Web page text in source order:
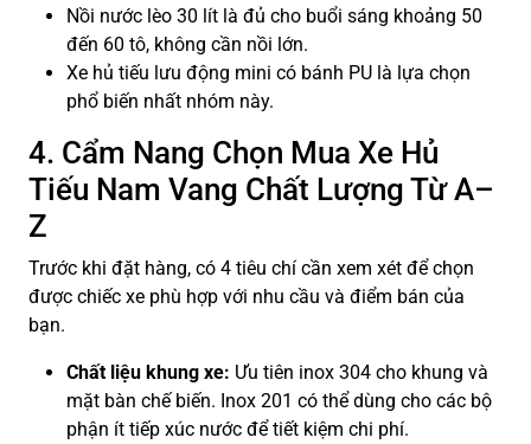
Nồi nước lèo 30 lít là đủ cho buổi sáng khoảng 50
đến 60 tô, không cần nồi lớn.
Xe hủ tiếu lưu động mini có bánh PU là lựa chọn
phổ biến nhất nhóm này.
4. Cẩm Nang Chọn Mua Xe Hủ
Tiếu Nam Vang Chất Lượng Từ A–
Z
Trước khi đặt hàng, có 4 tiêu chí cần xem xét để chọn
được chiếc xe phù hợp với nhu cầu và điểm bán của
bạn.
Chất liệu khung xe: Ưu tiên inox 304 cho khung và
mặt bàn chế biến. Inox 201 có thể dùng cho các bộ
phận ít tiếp xúc nước để tiết kiệm chi phí.